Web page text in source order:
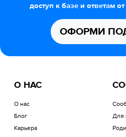
доступ к базе и ответам
ОФОРМИ
О НАС
О нас
Блог
Карьера
Для